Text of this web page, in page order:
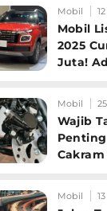
Mobil
Mobil
2025
Juta!
Main-ma
Mobil
Wajib
Mobil